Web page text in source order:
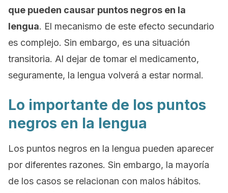
que pueden causar puntos negros en la
lengua. El mecanismo de este efecto secundario
es complejo. Sin embargo, es una situación
transitoria. Al dejar de tomar el medicamento,
seguramente, la lengua volverá a estar normal.
Lo importante de los puntos
negros en la lengua
Los puntos negros en la lengua pueden aparecer
por diferentes razones. Sin embargo, la mayoría
de los casos se relacionan con malos hábitos.